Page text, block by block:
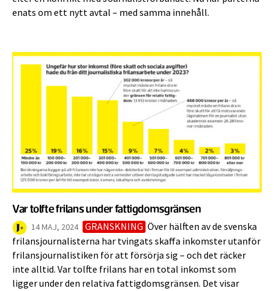
enats om ett nytt avtal – med samma innehåll.
Var tolfte frilans under fattigdomsgränsen
14 MAJ, 2024 GRANSKNING Över hälften av de svenska
frilansjournalisterna har tvingats skaffa inkomster utanför
frilansjournalistiken för att försörja sig – och det räcker
inte alltid. Var tolfte frilans har en total inkomst som
ligger under den relativa fattigdomsgränsen. Det visar